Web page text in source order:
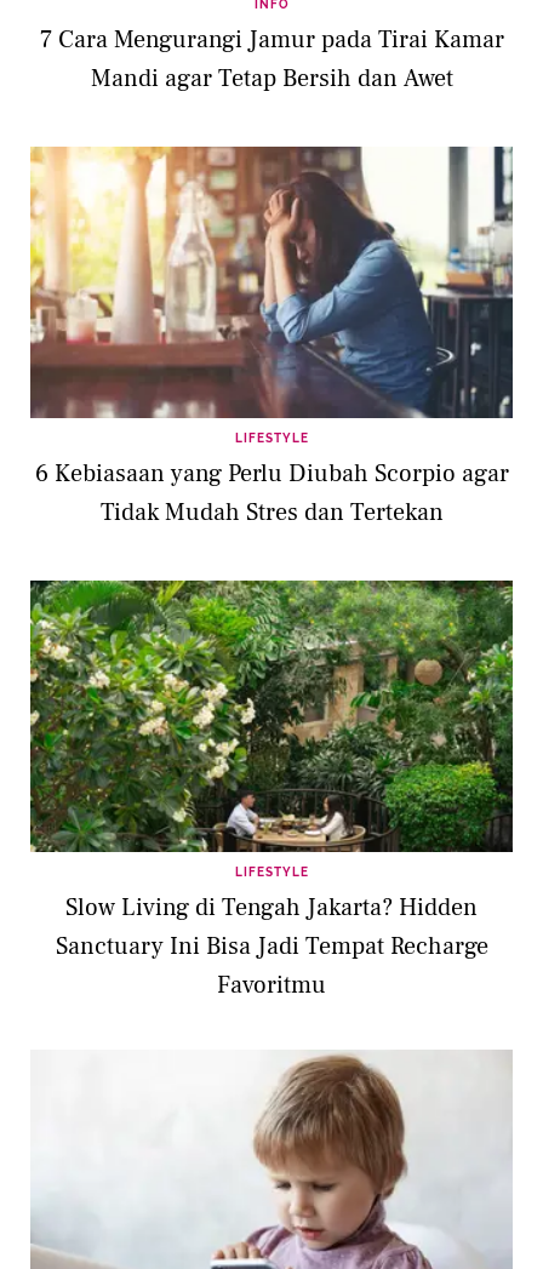
INFO
7 Cara Mengurangi Jamur pada Tirai Kamar
Mandi agar Tetap Bersih dan Awet
LIFESTYLE
6 Kebiasaan yang Perlu Diubah Scorpio agar
Tidak Mudah Stres dan Tertekan
LIFESTYLE
Slow Living di Tengah Jakarta? Hidden
Sanctuary Ini Bisa Jadi Tempat Recharge
Favoritmu